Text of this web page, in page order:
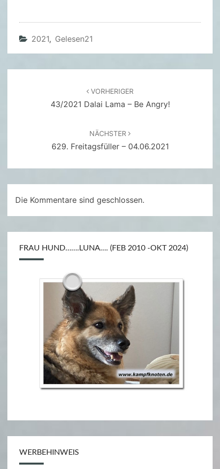
R
O
A
U
T
R
G
S
K
E
–
.
C
.
B
E
A
T
2021, Gelesen21
VORHERIGER
43/2021 Dalai Lama – Be Angry!
NÄCHSTER
629. Freitagsfüller – 04.06.2021
Die Kommentare sind geschlossen.
FRAU HUND…….LUNA…. (FEB 2010 -OKT 2024)
WERBEHINWEIS